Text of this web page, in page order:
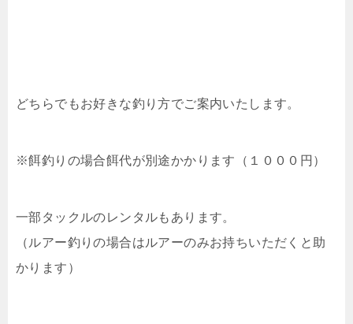
どちらでもお好きな釣り方でご案内いたします。
※餌釣りの場合餌代が別途かかります（１０００円）
一部タックルのレンタルもあります。
（ルアー釣りの場合はルアーのみお持ちいただくと助
かります）